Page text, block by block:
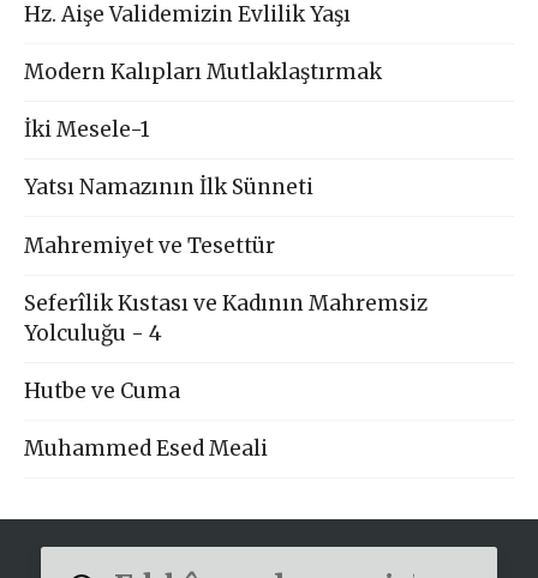
Hz. Aişe Validemizin Evlilik Yaşı
Modern Kalıpları Mutlaklaştırmak
İki Mesele-1
Yatsı Namazının İlk Sünneti
Mahremiyet ve Tesettür
Seferîlik Kıstası ve Kadının Mahremsiz
Yolculuğu - 4
Hutbe ve Cuma
Muhammed Esed Meali